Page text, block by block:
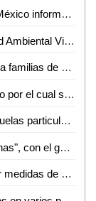
El Gabinete de Seguridad del Gobierno de México informa acciones relevantes del 29 y 30 de noviembre y 01 de diciembre de 2024
Soledad firma convenio con la empresa Red Ambiental Vigue
Tres pozos descompuestos dejan sin agua a familias de por lo menos 50 colonias del municipio de Soledad de Graciano Sánchez
Presidenta Claudia Sheinbaum firma decreto por el cual se crea la Universidad Nacional Rosario Castellanos
Gobierno estatal vigila validez oficial de escuelas particulares
Cineteca Nacional estrena "Tiliches y Talachas", con el guion del Oscar Montero, docente de la FCC
Recomienda IMSS San Luis Potosí reforzar medidas de prevención ante enfermedades respiratorias